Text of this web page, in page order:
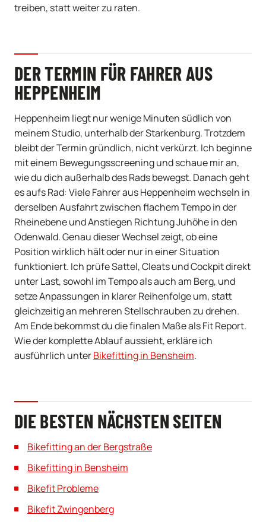
treiben, statt weiter zu raten.
DER TERMIN FÜR FAHRER AUS
HEPPENHEIM
Heppenheim liegt nur wenige Minuten südlich von
meinem Studio, unterhalb der Starkenburg. Trotzdem
bleibt der Termin gründlich, nicht verkürzt. Ich beginne
mit einem Bewegungsscreening und schaue mir an,
wie du dich außerhalb des Rads bewegst. Danach geht
es aufs Rad: Viele Fahrer aus Heppenheim wechseln in
derselben Ausfahrt zwischen flachem Tempo in der
Rheinebene und Anstiegen Richtung Juhöhe in den
Odenwald. Genau dieser Wechsel zeigt, ob eine
Position wirklich hält oder nur in einer Situation
funktioniert. Ich prüfe Sattel, Cleats und Cockpit direkt
unter Last, sowohl im Tempo als auch am Berg, und
setze Anpassungen in klarer Reihenfolge um, statt
gleichzeitig an mehreren Stellschrauben zu drehen.
Am Ende bekommst du die finalen Maße als Fit Report.
Wie der komplette Ablauf aussieht, erkläre ich
ausführlich unterBikefitting in Bensheim.
DIE BESTEN NÄCHSTEN SEITEN
Bikefitting an der Bergstraße
Bikefitting in Bensheim
Bikefit Probleme
Bikefit Zwingenberg